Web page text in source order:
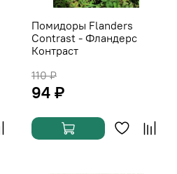
Помидоры Flanders
Contrast - Фландерс
Контраст
110 ₽
94 ₽